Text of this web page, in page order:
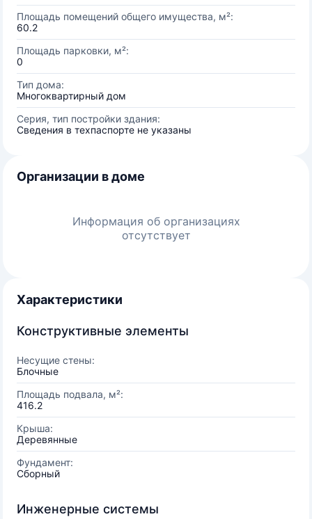
Площадь помещений общего имущества, м²:
60.2
Площадь парковки, м²:
0
Тип дома:
Многоквартирный дом
Серия, тип постройки здания:
Сведения в техпаспорте не указаны
Организации в доме
Информация об организациях
отсутствует
Характеристики
Конструктивные элементы
Несущие стены:
Блочные
Площадь подвала, м²:
416.2
Крыша:
Деревянные
Фундамент:
Сборный
Инженерные системы